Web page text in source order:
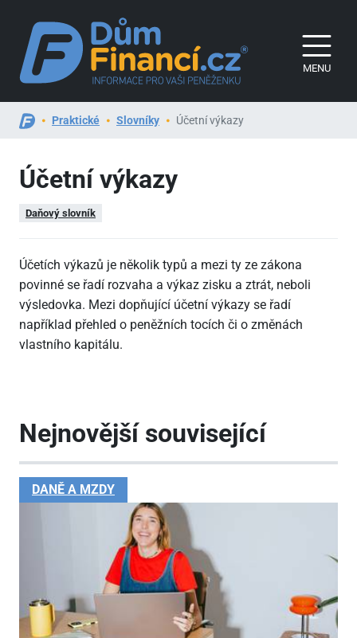
MENU
Praktické Slovníky Účetní výkazy
Účetní výkazy
Daňový slovník
Účetích výkazů je několik typů a mezi ty ze zákona
povinné se řadí rozvaha a výkaz zisku a ztrát, neboli
výsledovka. Mezi dopňující účetní výkazy se řadí
například přehled o peněžních tocích či o změnách
vlastního kapitálu.
Nejnovější související
DANĚ A MZDY